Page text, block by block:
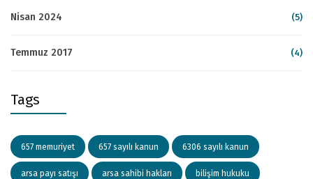
Nisan 2024 (5)
Temmuz 2017 (4)
Tags
657 memuriyet 657 sayılı kanun 6306 sayılı kanun
arsa payı satışı arsa sahibi hakları bilişim hukuku